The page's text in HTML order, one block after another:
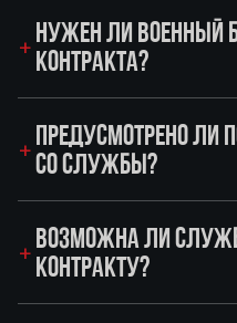
НУЖЕН ЛИ ВОЕННЫЙ
КОНТРАКТА?
ПРЕДУСМОТРЕНО ЛИ
СО СЛУЖБЫ?
ВОЗМОЖНА ЛИ
КОНТРАКТУ?